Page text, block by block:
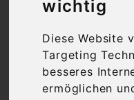
wichtig
Diese Website
Targeting
besseres
ermöglichen
Ouzoland.de
(280 g)